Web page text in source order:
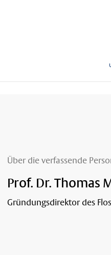
Über die verfassende
Prof. Dr. Thomas
Gründungsdirektor des